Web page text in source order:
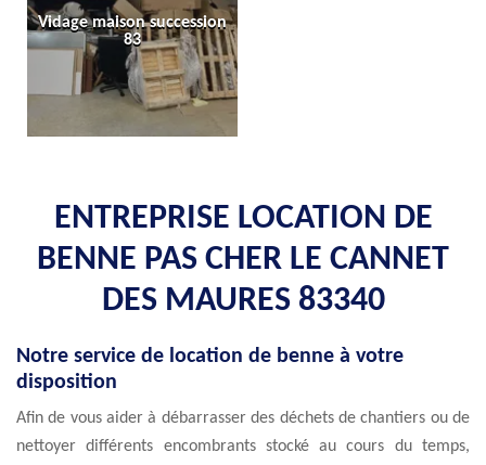
Vidage maison succession
83
ENTREPRISE LOCATION DE
BENNE PAS CHER LE CANNET
DES MAURES 83340
Notre service de location de benne à votre
disposition
Afin de vous aider à débarrasser des déchets de chantiers ou de
nettoyer différents encombrants stocké au cours du temps,